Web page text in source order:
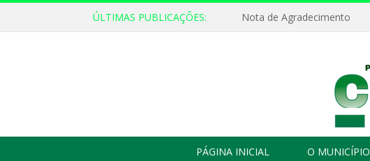
ÚLTIMAS PUBLICAÇÕES: Nota de Agradecimento
PÁGINA INICIAL O MUNICÍPIO